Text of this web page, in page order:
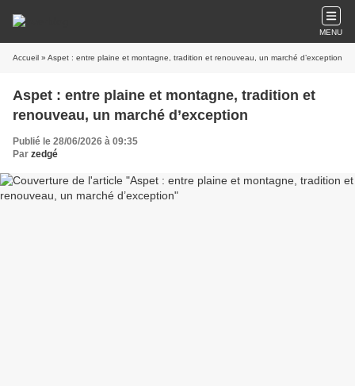
MENU
Accueil » Aspet : entre plaine et montagne, tradition et renouveau, un marché d’exception
Aspet : entre plaine et montagne, tradition et
renouveau, un marché d’exception
Publié le 28/06/2026 à 09:35
Par zedgé